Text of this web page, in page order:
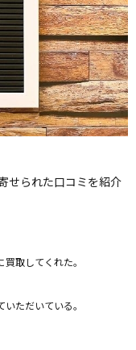
せられた口コミを紹介
取してくれた。
ただいている。